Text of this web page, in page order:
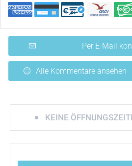
Per E-Mail
Alle Kommentare ansehen
KEINE